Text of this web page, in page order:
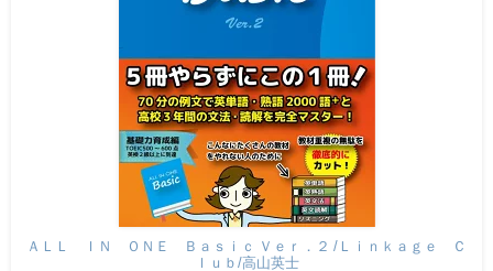
ＡＬＬ ＩＮ ＯＮＥ Ｂａｓｉｃ Ｖｅｒ．２ /Ｌｉｎｋａｇｅ Ｃ
ｌｕｂ/高山英士